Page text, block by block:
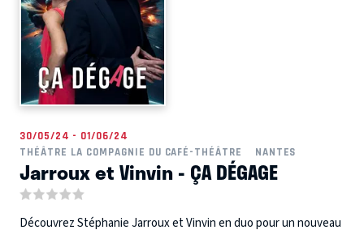
30/05/24 - 01/06/24
THÉÂTRE LA COMPAGNIE DU CAFÉ-THÉÂTRE
NANTES
Jarroux et Vinvin - ÇA DÉGAGE
Découvrez Stéphanie Jarroux et Vinvin en duo pour un nouveau